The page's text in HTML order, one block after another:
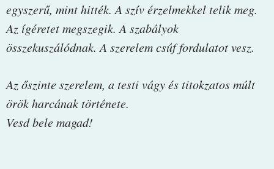
egyszerű, mint hitték. A szív érzelmekkel telik meg.
Az ígéretet megszegik. A szabályok
összekuszálódnak. A szerelem csúf fordulatot vesz.
Az őszinte szerelem, a testi vágy és titokzatos múlt
örök harcának története.
Vesd bele magad!